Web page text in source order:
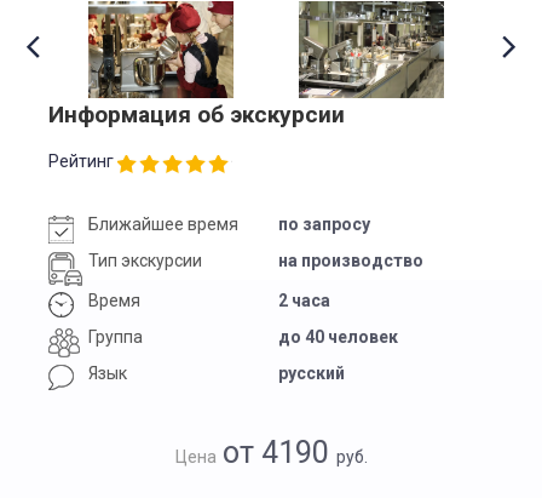
Информация об экскурсии
Рейтинг
Ближайшее время
по запросу
Тип экскурсии
на производство
Время
2 часа
Группа
до 40 человек
Язык
русский
Цена от 4190 руб.